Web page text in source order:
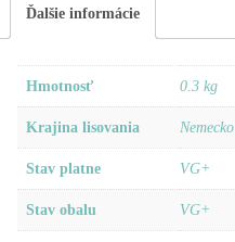
Ďalšie informácie
Hmotnosť 0.3 kg
Krajina lisovania Nemecko
Stav platne VG+
Stav obalu VG+